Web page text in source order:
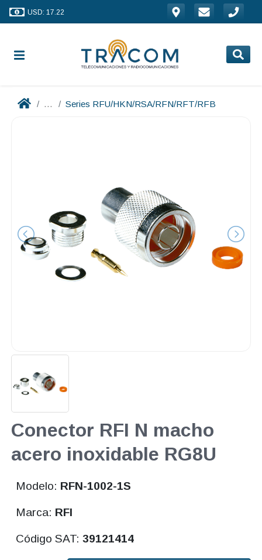
USD: 17.22
... Series RFU/HKN/RSA/RFN/RFT/RFB
Conector RFI N macho
acero inoxidable RG8U
Modelo: RFN-1002-1S
Marca: RFI
Código SAT:39121414